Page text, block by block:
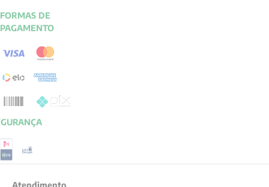
FORMAS DE
PAGAMENTO
Atendimento